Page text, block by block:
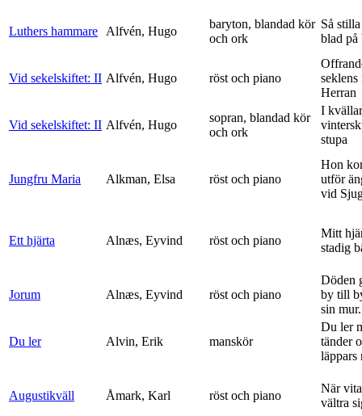
Luthers hammare Alfvén, Hugo
baryton, blandad kör
och ork
Så
blad på
Vid sekelskiftet: II Alfvén, Hugo röst och piano
Herran
Vid sekelskiftet: II Alfvén, Hugo
sopran, blandad kör
och ork
I
stupa
Jungfru Maria Alkman, Elsa röst och piano
Hon
utför
vid
Ett hjärta Alnæs, Eyvind röst och piano
Mitt
stadig
Jorum Alnæs, Eyvind röst och piano
Döden
by till
sin
Du ler Alvin, Erik manskör
Du ler
tänder
läppars
Augustikväll Åmark, Karl röst och piano
När
vältra